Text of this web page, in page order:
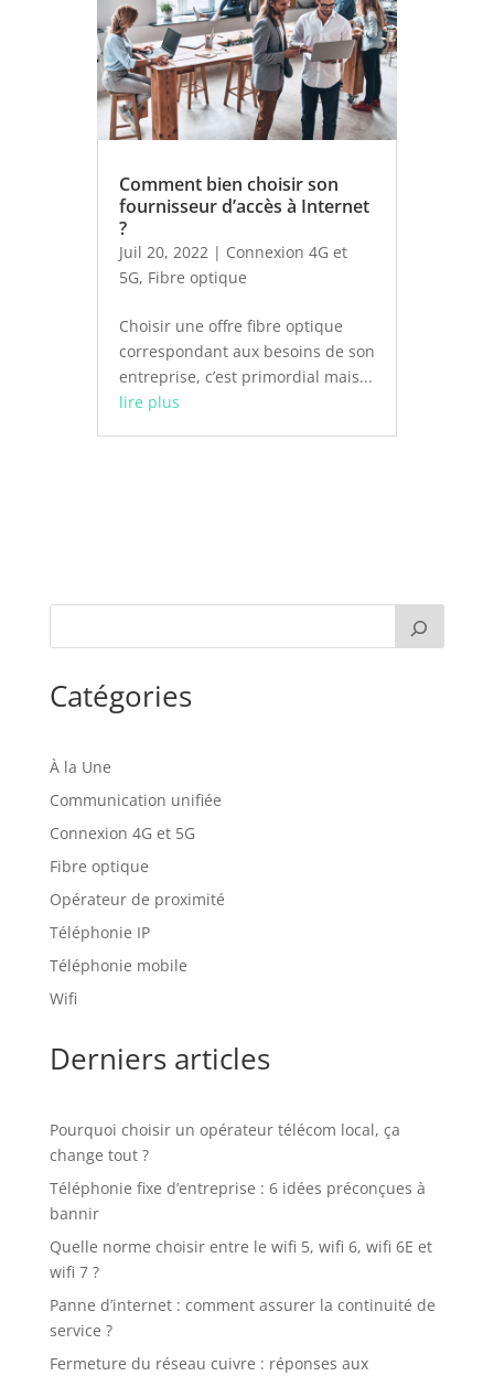
Comment bien choisir son
fournisseur d’accès à Internet
?
Juil 20, 2022 | Connexion 4G et
5G, Fibre optique
Choisir une offre fibre optique
correspondant aux besoins de son
entreprise, c’est primordial mais...
lire plus
Catégories
À la Une
Communication unifiée
Connexion 4G et 5G
Fibre optique
Opérateur de proximité
Téléphonie IP
Téléphonie mobile
Wifi
Derniers articles
Pourquoi choisir un opérateur télécom local, ça
change tout ?
Téléphonie fixe d’entreprise : 6 idées préconçues à
bannir
Quelle norme choisir entre le wifi 5, wifi 6, wifi 6E et
wifi 7 ?
Panne d’internet : comment assurer la continuité de
service ?
Fermeture du réseau cuivre : réponses aux